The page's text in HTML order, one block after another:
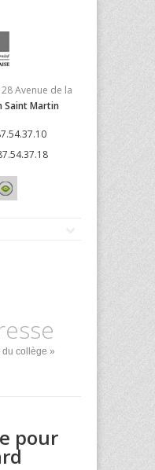
Avenue de la
Saint Martin
du collège »
pour